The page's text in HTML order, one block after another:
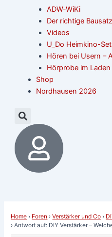
ADW-WiKi
Der richtige
Videos
U_Do Heimkino-
Hören bei Usern –
Hörprobe im Laden
Shop
Nordhausen 2026
Home › Foren › Verstärker und Co ›
› Antwort auf: DIY Verstärker –